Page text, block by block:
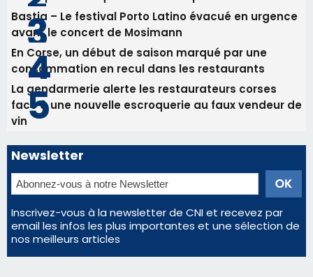
82ème anniversaire de la disparition du
Commandant Antoine de Saint Exupery
Les plus lus
Satine Nomary est la nouvelle Miss Corse 2026
Éclipse du 12 août : la Corse aux premières loges
d'un spectacle qui ne reviendra pas avant 2081
Bastia – Le festival Porto Latino évacué en urgence
avant le concert de Mosimann
En Corse, un début de saison marqué par une
consommation en recul dans les restaurants